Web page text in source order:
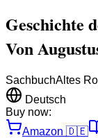
Geschichte
Von
SachbuchAltes
Deutsch
Buy now:
Amazon 🇩🇪